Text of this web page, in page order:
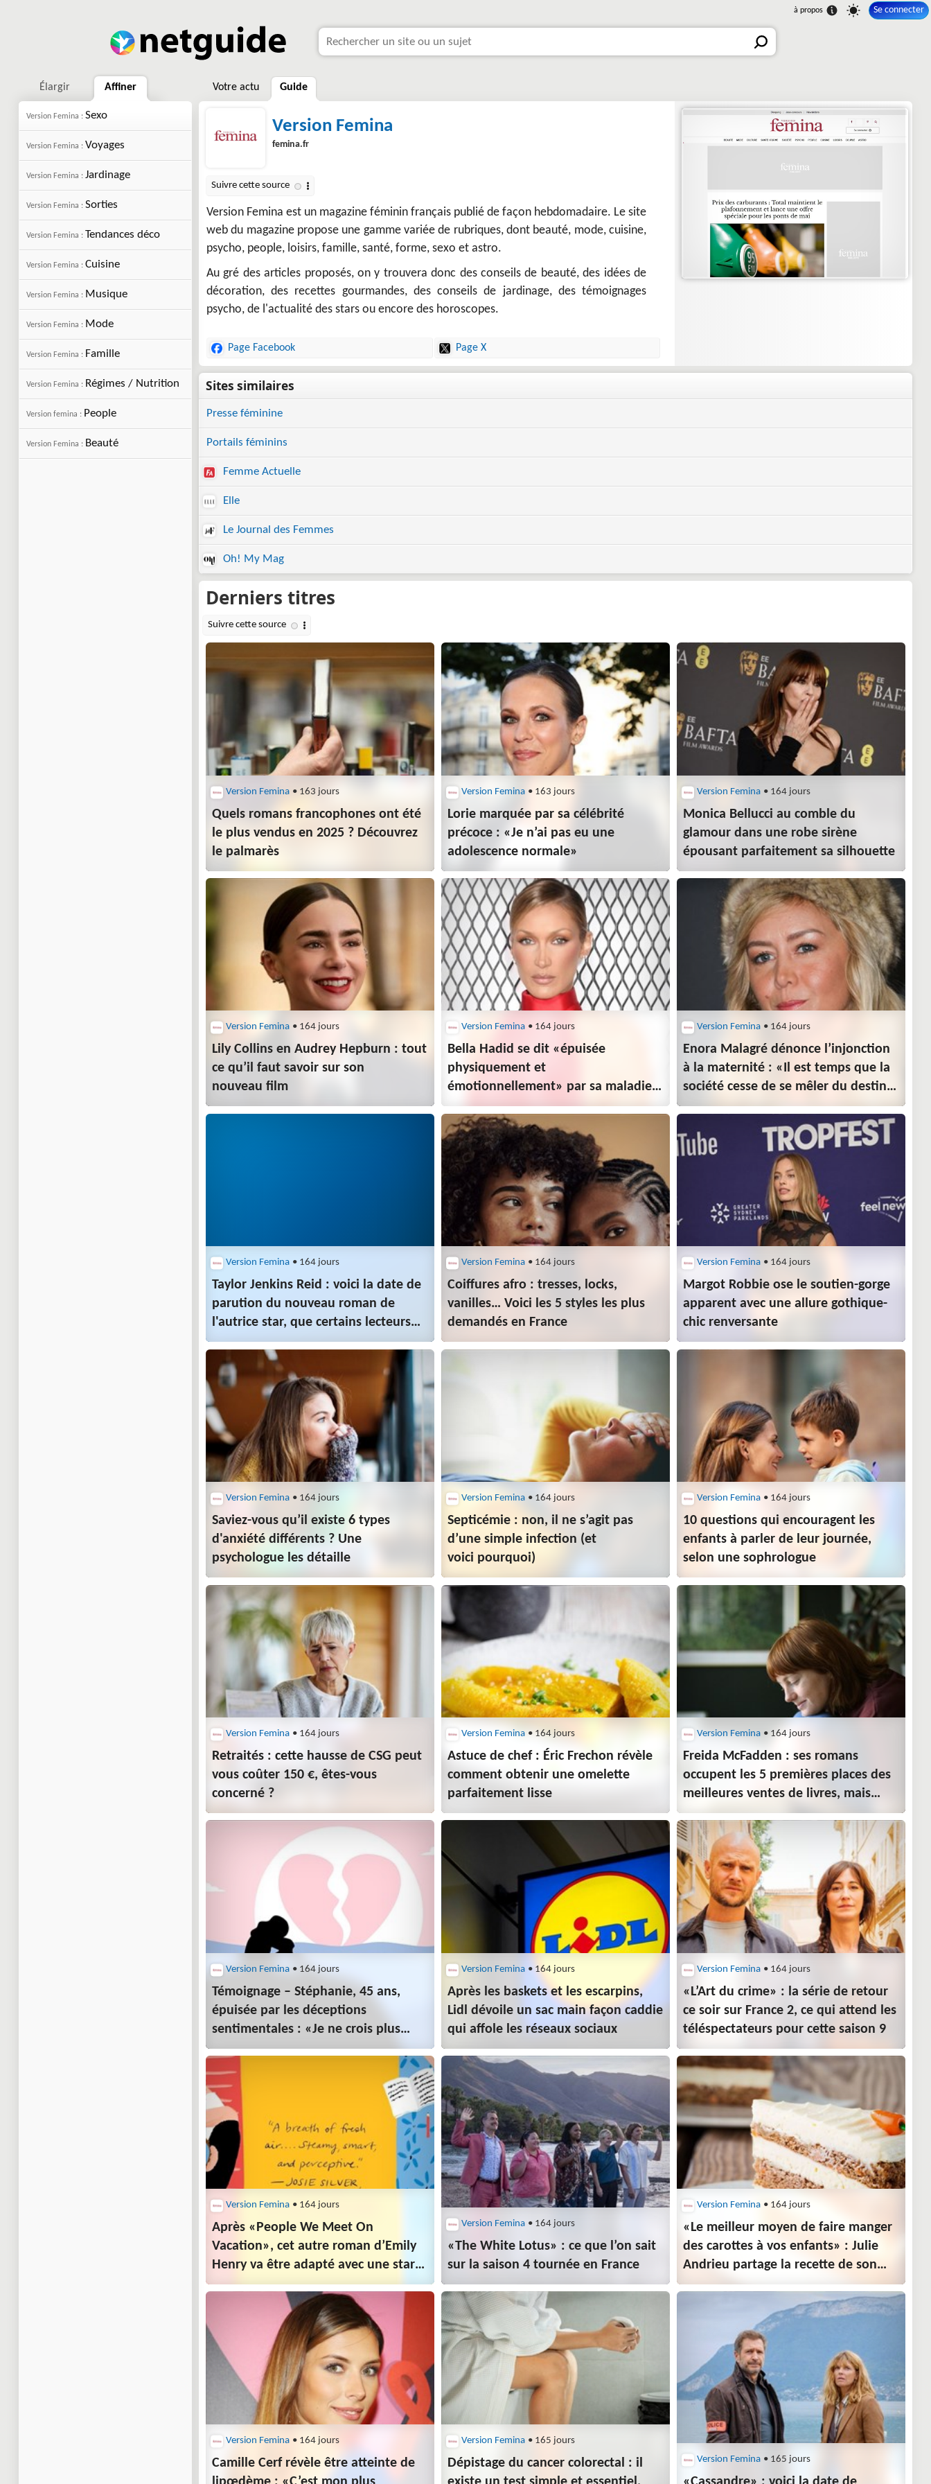
Se connecter
Élargir Affiner
Version Femina : Sexo
Version Femina : Voyages
Version Femina : Jardinage
Version Femina : Sorties
Version Femina : Tendances déco
Version Femina : Cuisine
Version Femina : Musique
Version Femina : Mode
Version Femina : Famille
Version Femina : Régimes / Nutrition
Version femina : People
Version Femina : Beauté
Votre actu Guide
Version Femina
femina.fr
Version Femina est un magazine féminin français publié de façon hebdomadaire. Le site
web du magazine propose une gamme variée de rubriques, dont beauté, mode, cuisine,
psycho, people, loisirs, famille, santé, forme, sexo et astro.
Au gré des articles proposés, on y trouvera donc des conseils de beauté, des idées de
décoration, des recettes gourmandes, des conseils de jardinage, des témoignages
psycho, de l'actualité des stars ou encore des horoscopes.
Page Facebook Page X
Presse féminine
Portails féminins
Femme Actuelle
Elle
Le Journal des Femmes
Oh! My Mag
Version Femina • 163 jours
Quels romans francophones ont été
le plus vendus en 2025 ? Découvrez
le palmarès
Version Femina • 163 jours
Lorie marquée par sa célébrité
précoce : «Je n’ai pas eu une
adolescence normale»
Version Femina • 164 jours
Monica Bellucci au comble du
glamour dans une robe sirène
épousant parfaitement sa silhouette
Version Femina • 164 jours
Lily Collins en Audrey Hepburn : tout
ce qu’il faut savoir sur son
nouveau film
Version Femina • 164 jours
Bella Hadid se dit «épuisée
physiquement et
émotionnellement» par sa maladie
de Lyme
Version Femina • 164 jours
Enora Malagré dénonce l’injonction
à la maternité : «Il est temps que la
société cesse de se mêler du destin
des femmes»
Version Femina • 164 jours
Taylor Jenkins Reid : voici la date de
parution du nouveau roman de
l'autrice star, que certains lecteurs
ont peut-être déjà lu
Version Femina • 164 jours
Coiffures afro : tresses, locks,
vanilles… Voici les 5 styles les plus
demandés en France
Version Femina • 164 jours
Margot Robbie ose le soutien-gorge
apparent avec une allure gothique-
chic renversante
Version Femina • 164 jours
Saviez-vous qu’il existe 6 types
d'anxiété différents ? Une
psychologue les détaille
Version Femina • 164 jours
Septicémie : non, il ne s’agit pas
d’une simple infection (et
voici pourquoi)
Version Femina • 164 jours
10 questions qui encouragent les
enfants à parler de leur journée,
selon une sophrologue
Version Femina • 164 jours
Retraités : cette hausse de CSG peut
vous coûter 150 €, êtes-vous
concerné ?
Version Femina • 164 jours
Astuce de chef : Éric Frechon révèle
comment obtenir une omelette
parfaitement lisse
Version Femina • 164 jours
Freida McFadden : ses romans
occupent les 5 premières places des
meilleures ventes de livres, mais
lequel est le plus lu en ce moment ?
Version Femina • 164 jours
Témoignage – Stéphanie, 45 ans,
épuisée par les déceptions
sentimentales : «Je ne crois plus
en l’amour»
Version Femina • 164 jours
Après les baskets et les escarpins,
Lidl dévoile un sac main façon caddie
qui affole les réseaux sociaux
Version Femina • 164 jours
«L’Art du crime» : la série de retour
ce soir sur France 2, ce qui attend les
téléspectateurs pour cette saison 9
Version Femina • 164 jours
Après «People We Meet On
Vacation», cet autre roman d’Emily
Henry va être adapté avec une star
de «Bridgerton» au casting
Version Femina • 164 jours
«The White Lotus» : ce que l’on sait
sur la saison 4 tournée en France
Version Femina • 164 jours
«Le meilleur moyen de faire manger
des carottes à vos enfants» : Julie
Andrieu partage la recette de son
carrot layer cake, aussi beau
Version Femina • 164 jours
Camille Cerf révèle être atteinte de
Version Femina • 165 jours
Dépistage du cancer colorectal : il
Version Femina • 165 jours